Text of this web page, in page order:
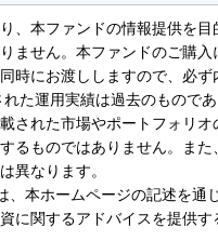
、本ファンドの情報提供を目
ません。本ファンドのご購入
時にお渡ししますので、必ず
た運用実績は過去のものであ
された市場やポートフォリオ
るものではありません。また
異なります。
、本ホームページの記述を通
に関するアドバイスを提供す